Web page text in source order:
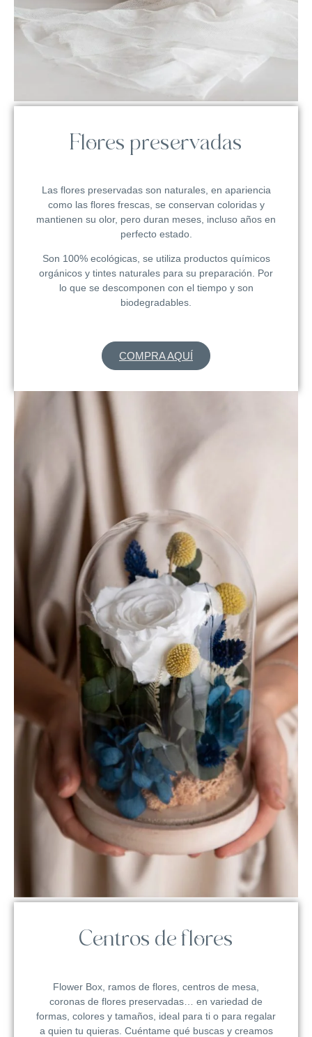
Flores preservadas
Las flores preservadas son naturales, en apariencia
como las flores frescas, se conservan coloridas y
mantienen su olor, pero duran meses, incluso años en
perfecto estado.
Son 100% ecológicas, se utiliza productos químicos
orgánicos y tintes naturales para su preparación. Por
lo que se descomponen con el tiempo y son
biodegradables.
COMPRA AQUÍ
Centros de flores
Flower Box, ramos de flores, centros de mesa,
coronas de flores preservadas… en variedad de
formas, colores y tamaños, ideal para ti o para regalar
a quien tu quieras. Cuéntame qué buscas y creamos